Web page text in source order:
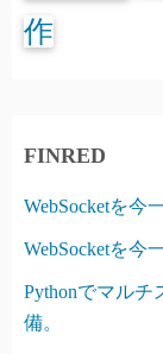
作
FINRED
WebSocketを今
WebSocketを今
Pythonでマル
備。